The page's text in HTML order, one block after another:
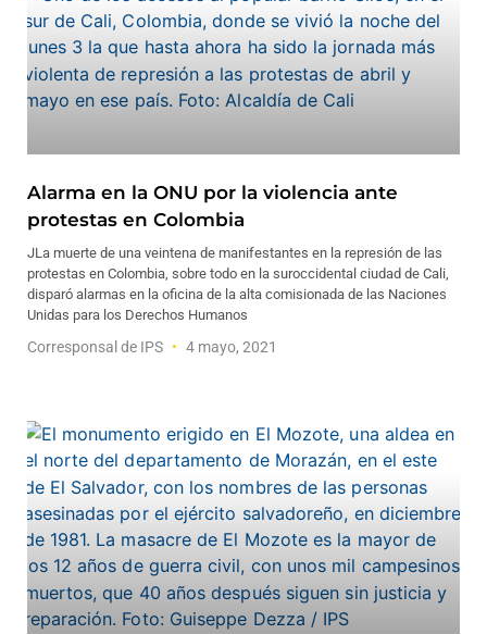
Alarma en la ONU por la violencia ante
protestas en Colombia
JLa muerte de una veintena de manifestantes en la represión de las
protestas en Colombia, sobre todo en la suroccidental ciudad de Cali,
disparó alarmas en la oficina de la alta comisionada de las Naciones
Unidas para los Derechos Humanos
Corresponsal de IPS 4 mayo, 2021